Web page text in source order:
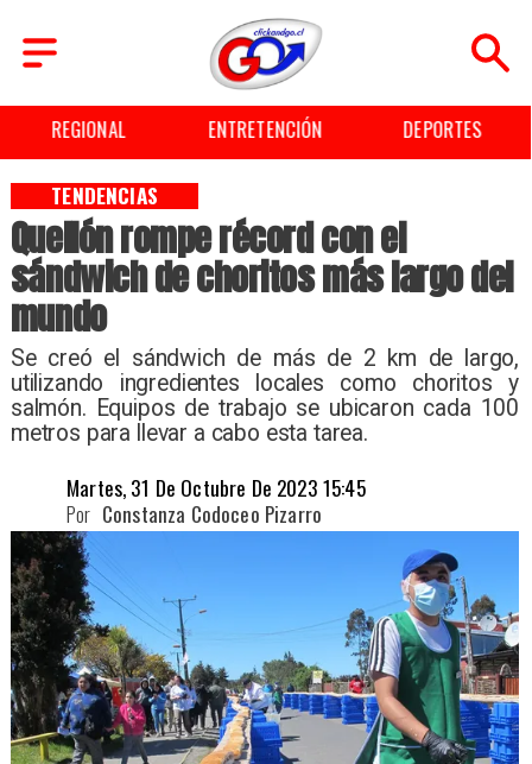
REGIONAL ENTRETENCIÓN DEPORTES
Quellón rompe récord con el
sándwich de choritos más largo del
mundo
Se creó el sándwich de más de 2 km de largo,
utilizando ingredientes locales como choritos y
salmón. Equipos de trabajo se ubicaron cada 100
metros para llevar a cabo esta tarea.
TENDENCIAS
Martes, 31 De Octubre De 2023 15:45
Constanza Codoceo Pizarro
Por